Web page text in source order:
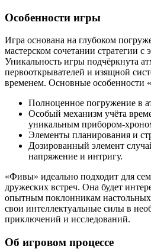
Особенности игры
Игра основана на глубоком
мастерском сочетании стратегии с
Уникальность игры подчёркнута
первооткрывателей и изящной
временем. Основные особенности
Полноценное погружение в
Особый механизм учёта
уникальным прибором-
Элементы планирования и
Дозированный элемент
напряжение и интригу.
«Фивы» идеально подходит для
дружеских встреч. Она будет
опытным поклонникам
свои интеллектуальные силы в
приключений и исследований.
Об игровом процессе